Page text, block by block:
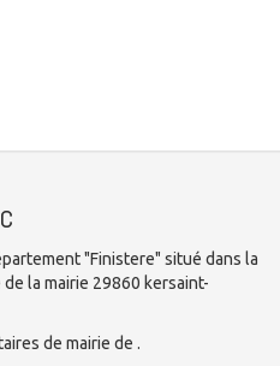
"Finistere" situé dans la
la mairie 29860 kersaint-
de mairie de .